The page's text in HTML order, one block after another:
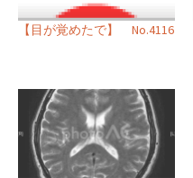
【目が覚めたで】 No.4116